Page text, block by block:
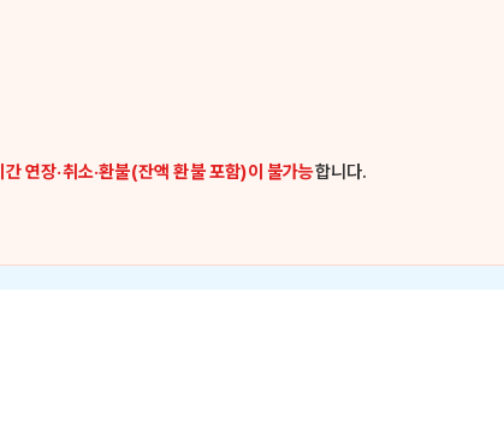
간 연장·취소·환불(잔액 환불 포함)이 불가능합니다.